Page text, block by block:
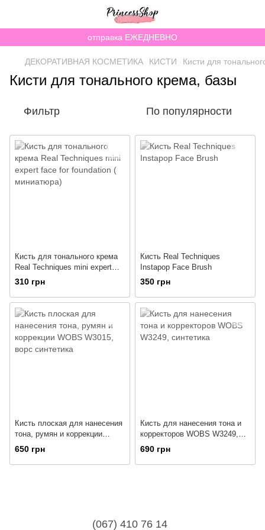
отправка ЕЖЕДНЕВНО
ДЕКОРАТИВНАЯ КОСМЕТИКА КИСТИ Кисти для
Кисти для тонального крема, базы
Фильтр По популярности
Кисть для тонального крема
Real Techniques mini expert
face for foundation (
миниатюра)
310 грн
Кисть Real Techniques
Instapop Face Brush
350 грн
Кисть плоская для нанесения
тона, румян и коррекции
WOBS W3015, ворс синтетика
650 грн
Кисть для нанесения тона и
корректоров WOBS W3249,
синтетика
690 грн
(067) 410 76 14